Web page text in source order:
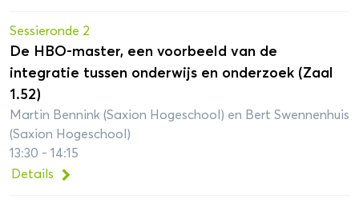
Sessieronde 2
De HBO-master, een voorbeeld van de
integratie tussen onderwijs en onderzoek (Zaal
1.52)
Martin Bennink (Saxion Hogeschool) en Bert Swennenhuis
(Saxion Hogeschool)
13:30 - 14:15
Details